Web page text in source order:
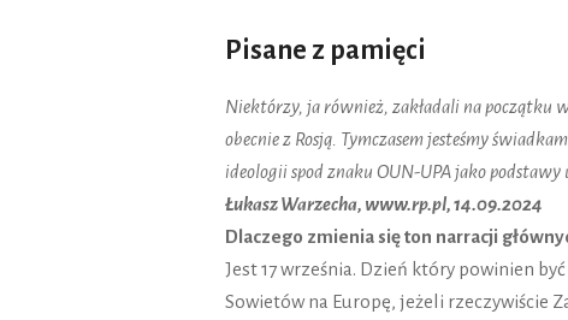
Pisane z pamięci
Niektórzy, ja również, zakładali na początku
obecnie z Rosją. Tymczasem jesteśmy
ideologii spod znaku OUN-UPA jako
Łukasz Warzecha, www.rp.pl, 14.09.2024
Dlaczego zmienia się ton narracji
Jest 17 września. Dzień który powinien
Sowietów na Europę, jeżeli rzeczywiście